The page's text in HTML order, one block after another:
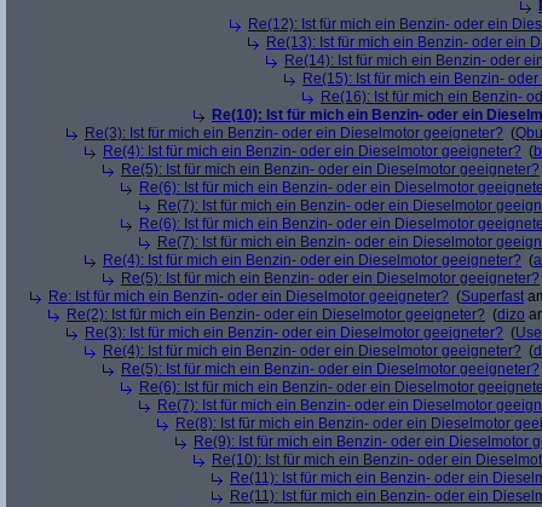
Re(12): Ist für mich ein Benzin- oder ein
Re(13): Ist für mich ein Benzin- oder ein
Re(14): Ist für mich ein Benzin- oder
Re(15): Ist für mich ein Benzin-
Re(16): Ist für mich ein Benzin-
Re(10): Ist für mich ein Benzin- oder ein
Re(3): Ist für mich ein Benzin- oder ein Dieselmotor geeigneter? (
Re(4): Ist für mich ein Benzin- oder ein Dieselmotor geeigneter? (
Re(5): Ist für mich ein Benzin- oder ein Dieselmotor geeigneter?
Re(6): Ist für mich ein Benzin- oder ein Dieselmotor
Re(7): Ist für mich ein Benzin- oder ein Dieselmotor
Re(6): Ist für mich ein Benzin- oder ein Dieselmotor
Re(7): Ist für mich ein Benzin- oder ein Dieselmotor
Re(4): Ist für mich ein Benzin- oder ein Dieselmotor geeigneter? (
Re(5): Ist für mich ein Benzin- oder ein Dieselmotor geeigneter?
Re: Ist für mich ein Benzin- oder ein Dieselmotor geeigneter? (Superfast
Re(2): Ist für mich ein Benzin- oder ein Dieselmotor geeigneter? (dizo
Re(3): Ist für mich ein Benzin- oder ein Dieselmotor geeigneter? (
Re(4): Ist für mich ein Benzin- oder ein Dieselmotor geeigneter? (
Re(5): Ist für mich ein Benzin- oder ein Dieselmotor geeigneter?
Re(6): Ist für mich ein Benzin- oder ein Dieselmotor
Re(7): Ist für mich ein Benzin- oder ein Dieselmotor
Re(8): Ist für mich ein Benzin- oder ein Dieselmotor
Re(9): Ist für mich ein Benzin- oder ein Dieselmotor
Re(10): Ist für mich ein Benzin- oder ein
Re(11): Ist für mich ein Benzin- oder ein
Re(11): Ist für mich ein Benzin- oder ein